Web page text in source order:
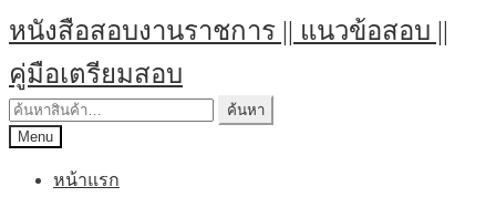
หนังสือสอบงานราชการ || แนวข้อสอบ ||
คู่มือเตรียมสอบ
ค้นหา
Menu
หน้าแรก